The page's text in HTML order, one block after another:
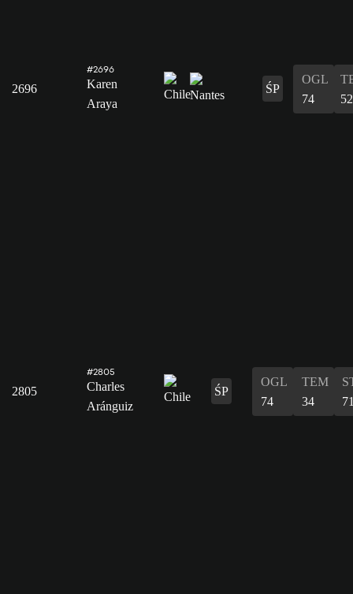
2696
#2696
Karen
Araya
ŚP
OGL
74
52
2805
#2805
Charles
Aránguiz
ŚP
OGL
74
TEM
34